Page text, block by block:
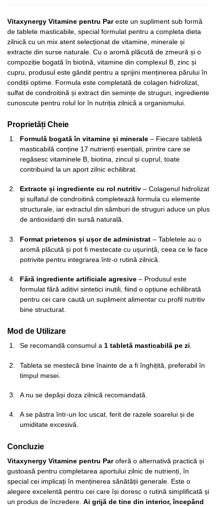
Vitaxynergy Vitamine pentru Pareste un supliment sub formă
de tablete masticabile, special formulat pentru a completa dieta
zilnică cu un mix atent selecționat de vitamine, minerale și
extracte din surse naturale. Cu o aromă plăcută de zmeură și o
compoziție bogată în biotină, vitamine din complexul B, zinc și
cupru, produsul este gândit pentru a sprijini menținerea părului în
condiții optime. Formula este completată de colagen hidrolizat,
sulfat de condroitină și extract din semințe de struguri, ingrediente
cunoscute pentru rolul lor în nutriția zilnică a organismului.
Proprietăți Cheie
Formulă bogată în vitamine și minerale – Fiecare tabletă
masticabilă conține 17 nutrienți esențiali, printre care se
regăsesc vitaminele B, biotina, zincul și cuprul, toate
contribuind la un aport zilnic echilibrat.
Extracte și ingrediente cu rol nutritiv – Colagenul hidrolizat
și sulfatul de condroitină completează formula cu elemente
structurale, iar extractul din sâmburi de struguri aduce un plus
de antioxidanți din sursă naturală.
Format prietenos și ușor de administrat – Tabletele au o
aromă plăcută și pot fi mestecate cu ușurință, ceea ce le face
potrivite pentru integrarea într-o rutină zilnică.
Fără ingrediente artificiale agresive – Produsul este
formulat fără aditivi sintetici inutili, fiind o opțiune echilibrată
pentru cei care caută un supliment alimentar cu profil nutritiv
bine structurat.
Mod de Utilizare
Se recomandă consumul a 1 tabletă masticabilă pe zi
Tableta se mestecă bine înainte de a fi înghițită, preferabil în
timpul mesei.
A nu se depăși doza zilnică recomandată.
A se păstra într-un loc uscat, ferit de razele soarelui și de
umiditate excesivă.
Concluzie
Vitaxynergy Vitamine pentru Paroferă o alternativă practică și
gustoasă pentru completarea aportului zilnic de nutrienți, în
special cei implicați în menținerea sănătății generale. Este o
alegere excelentă pentru cei care își doresc o rutină simplificată și
un produs de încredere. Ai grijă de tine din interior, începând